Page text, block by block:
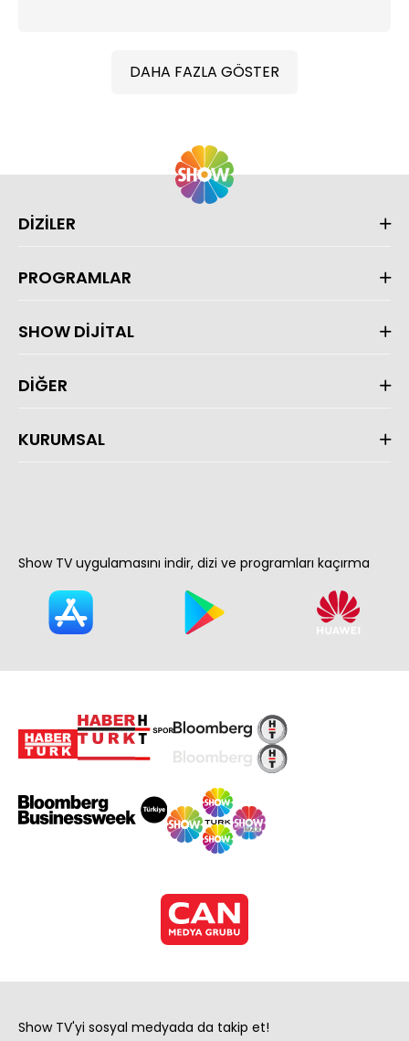
DAHA FAZLA GÖSTER
DİZİLER
PROGRAMLAR
SHOW DİJİTAL
DİĞER
KURUMSAL
Show TV uygulamasını indir, dizi ve programları kaçırma
Show TV'yi sosyal medyada da takip et!